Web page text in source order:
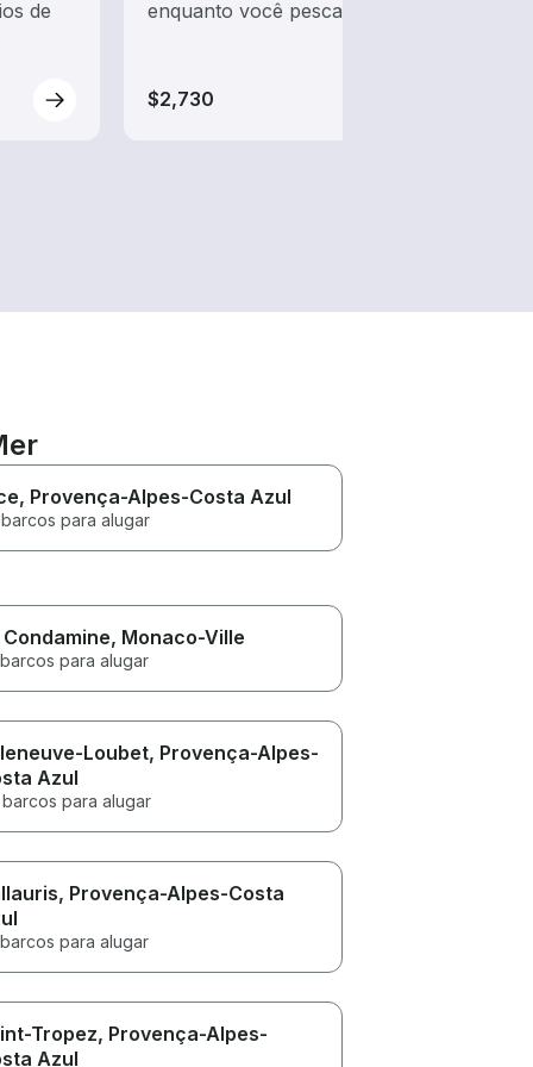
de
enquanto você pesca
$2,730
, Provença-Alpes-Costa Azul
para alugar
Condamine, Monaco-Ville
para alugar
Loubet, Provença-Alpes-
Azul
para alugar
, Provença-Alpes-Costa
para alugar
Tropez, Provença-Alpes-
Azul